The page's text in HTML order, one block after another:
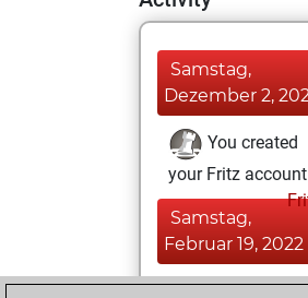
Samstag,
Dezember 2,
You created
your Fritz account
Samstag,
Februar 19, 2022
You played 2